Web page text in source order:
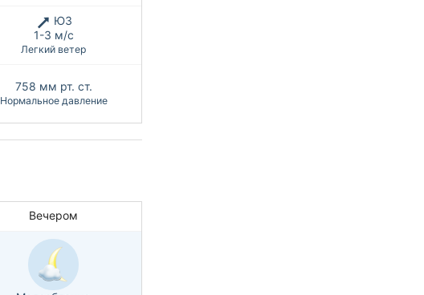
ЮЗ
1-3 м/с
Легкий ветер
758 мм рт. ст.
Нормальное давление
Вечером